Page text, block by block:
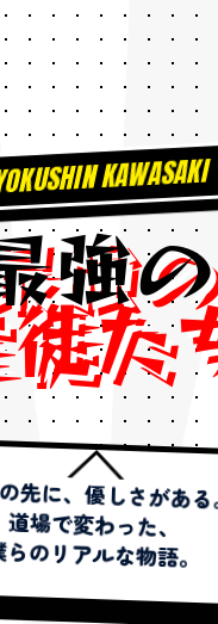
KAWASAKI
強の
徒た
先に、優しさがある
道場で変わった、
のリアルな物語。